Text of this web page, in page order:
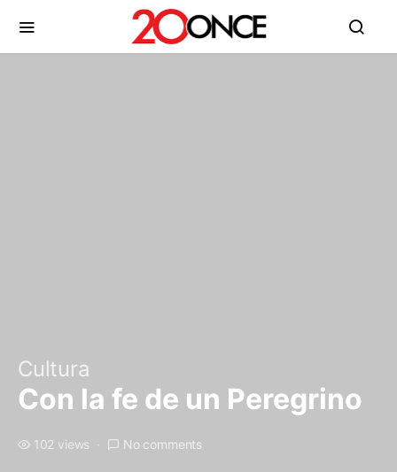
Cultura
Con la fe de un Peregrino
102 views No comments